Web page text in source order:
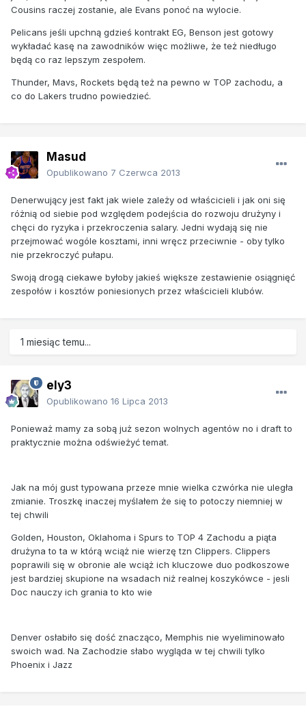
Cousins raczej zostanie, ale Evans ponoć na wylocie.
Pelicans jeśli upchną gdzieś kontrakt EG, Benson jest gotowy
wykładać kasę na zawodników więc możliwe, że też niedługo
będą co raz lepszym zespołem.
Thunder, Mavs, Rockets będą też na pewno w TOP zachodu, a
co do Lakers trudno powiedzieć.
Masud
Opublikowano 7 Czerwca 2013
Denerwujący jest fakt jak wiele zależy od właścicieli i jak oni się
różnią od siebie pod względem podejścia do rozwoju drużyny i
chęci do ryzyka i przekroczenia salary. Jedni wydają się nie
przejmować wogóle kosztami, inni wręcz przeciwnie - oby tylko
nie przekroczyć pułapu.
Swoją drogą ciekawe byłoby jakieś większe zestawienie osiągnięć
zespołów i kosztów poniesionych przez właścicieli klubów.
1 miesiąc temu...
ely3
Opublikowano 16 Lipca 2013
Ponieważ mamy za sobą już sezon wolnych agentów no i draft to
praktycznie można odświeżyć temat.
Jak na mój gust typowana przeze mnie wielka czwórka nie uległa
zmianie. Troszkę inaczej myślałem że się to potoczy niemniej w
tej chwili
Golden, Houston, Oklahoma i Spurs to TOP 4 Zachodu a piąta
drużyna to ta w którą wciąż nie wierzę tzn Clippers. Clippers
poprawili się w obronie ale wciąż ich kluczowe duo podkoszowe
jest bardziej skupione na wsadach niż realnej koszykówce - jesli
Doc nauczy ich grania to kto wie
Denver osłabiło się dość znacząco, Memphis nie wyeliminowało
swoich wad. Na Zachodzie słabo wygląda w tej chwili tylko
Phoenix i Jazz